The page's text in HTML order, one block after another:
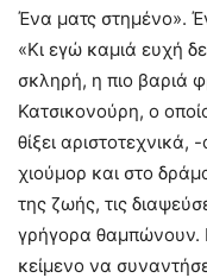
Ένα ματς στημένο».
«Κι εγώ καμιά ευχή
σκληρή, η πιο βαριά
Κατσικονούρη, ο
θίξει
χιούμορ και στο
της ζωής, τις
γρήγορα θαμπώνουν.
κείμενο να